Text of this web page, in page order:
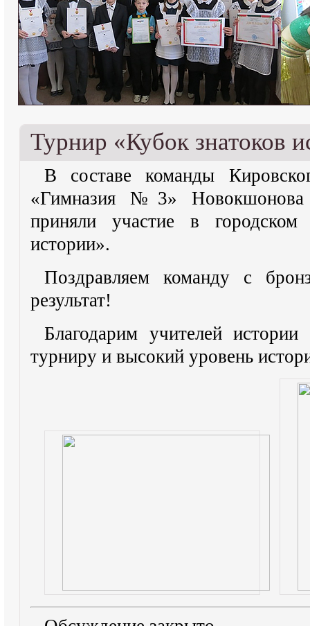
Турнир «Кубок знатоков
В составе команды
«Гимназия №3»
приняли участие в
истории».
Поздравляем команду с
результат!
Благодарим учителей
турниру и высокий уровень